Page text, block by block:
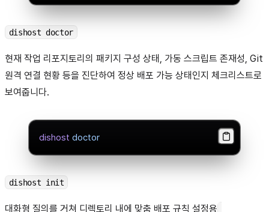
dishost doctor
현재 작업 리포지토리의 패키지 구성 상태, 가동 스크립트 존재성, Git
원격 연결 현황 등을 진단하여 정상 배포 가능 상태인지 체크리스트로
보여줍니다.
dishost doctor
dishost init
대화형 질의를 거쳐 디렉토리 내에 맞춤 배포 규칙 설정용